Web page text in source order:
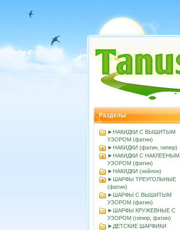
Разделы
►НАКИДКИ С ВЫШИТЫМ
УЗОРОМ (фатин)
►НАКИДКИ (фатин, гипюр)
►НАКИДКИ С НАКЛЕЕНЫМ
УЗОРОМ (фатин)
►НАКИДКИ (нейлон)
►ШАРФЫ ТРЕУГОЛЬНЫЕ
(фатин)
►ШАРФЫ С ВЫШИТЫМ
УЗОРОМ (фатин)
►ШАРФЫ КРУЖЕВНЫЕ С
УЗОРОМ (гипюр, фатин)
►ДЕТСКИЕ ШАРФИКИ